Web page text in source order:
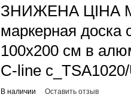
ЗНИЖЕНА ЦІНА
маркерная доска
100x200 см в
C-line
В наличии Оставить отзыв